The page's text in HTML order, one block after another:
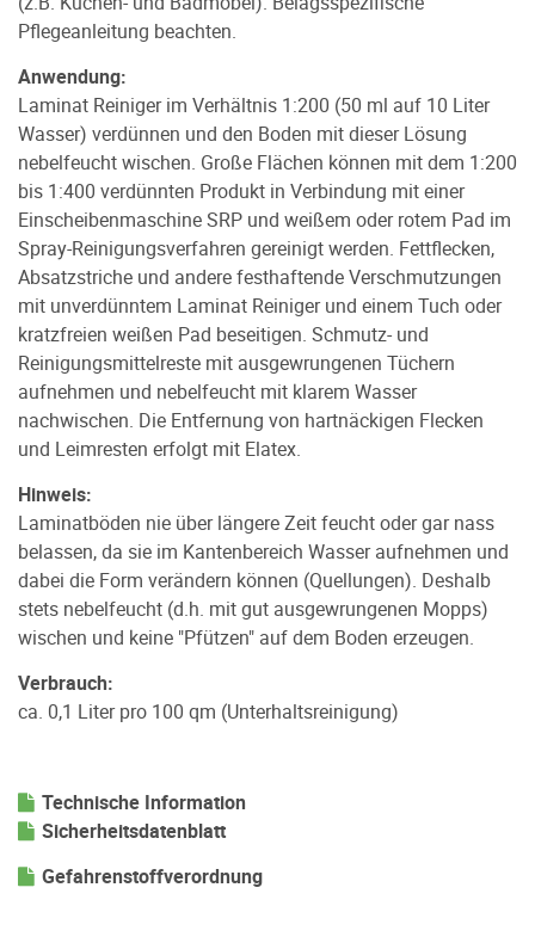
Pflegeanleitung beachten.
Anwendung:
Laminat Reiniger im Verhältnis 1:200 (50 ml auf 10 Liter
Wasser) verdünnen und den Boden mit dieser Lösung
nebelfeucht wischen. Große Flächen können mit dem 1:200
bis 1:400 verdünnten Produkt in Verbindung mit einer
Einscheibenmaschine SRP und weißem oder rotem Pad im
Spray-Reinigungsverfahren gereinigt werden. Fettflecken,
Absatzstriche und andere festhaftende Verschmutzungen
mit unverdünntem Laminat Reiniger und einem Tuch oder
kratzfreien weißen Pad beseitigen. Schmutz- und
Reinigungsmittelreste mit ausgewrungenen Tüchern
aufnehmen und nebelfeucht mit klarem Wasser
nachwischen. Die Entfernung von hartnäckigen Flecken
und Leimresten erfolgt mit Elatex.
Hinweis:
Laminatböden nie über längere Zeit feucht oder gar nass
belassen, da sie im Kantenbereich Wasser aufnehmen und
dabei die Form verändern können (Quellungen). Deshalb
stets nebelfeucht (d.h. mit gut ausgewrungenen Mopps)
wischen und keine "Pfützen" auf dem Boden erzeugen.
Verbrauch:
ca. 0,1 Liter pro 100 qm (Unterhaltsreinigung)
Technische Information
Sicherheitsdatenblatt
Gefahrenstoffverordnung